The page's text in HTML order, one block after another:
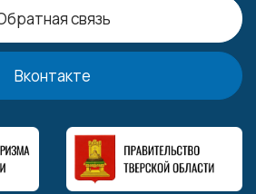
связь
Вконтакте